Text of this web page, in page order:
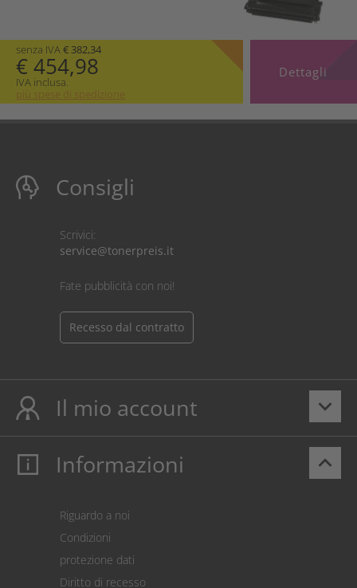
senza IVA€ 382,34
€ 454,98
IVA inclusa.
più spese di spedizione
Dettagli
Consigli
Scrivici:
service@tonerpreis.it
Fate pubblicità con noi!
Recesso dal contratto
keyboard_arrow_down
Il mio account
Il mio account
Pagamento
Restituzione della merce
keyboard_arrow_up
Informazioni
Riguardo a noi
Condizioni
protezione dati
Diritto di recesso